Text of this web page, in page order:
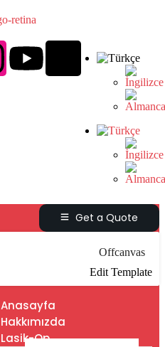
Get a Quote
Offcanvas
Edit Template
Anasayfa
Hakkımızda
Lasik-Op